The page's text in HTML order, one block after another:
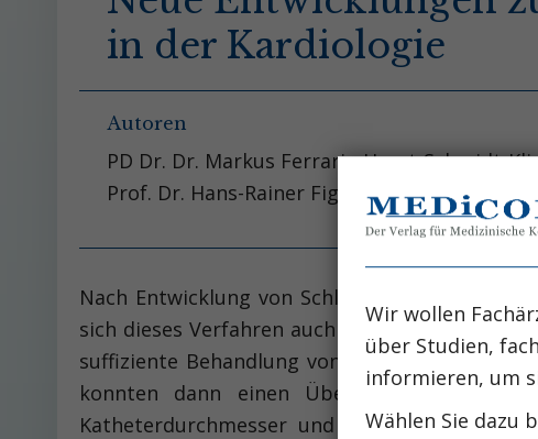
in der Kardiologie
Autoren
PD Dr. Dr. Markus Ferrari - Horst-Schmidt-
Prof. Dr. Hans-Rainer Figulla -
Nach Entwicklung von Schleusensystemen,
sich dieses Verfahren auch zunehmend in der
suffiziente Behandlung von Patienten mit
konnten dann einen Überlebensvorteil
Katheterdurchmesser und Miniaturisierung
Wir wollen
über Studien,
informieren, um
Wählen Sie dazu